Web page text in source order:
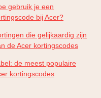
gebruik je een
bij Acer?
die gelijkaardig zijn
de Acer kortingscodes
de meest populaire
kortingscodes